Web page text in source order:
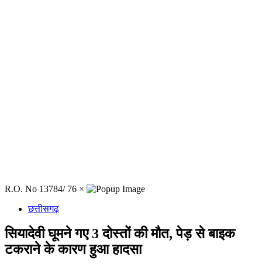
R.O. No 13784/ 76 ×
छत्तीसगढ़
सियादेवी घूमने गए 3 दोस्तों की मौत, पेड़ से बाइक
टकराने के कारण हुआ हादसा